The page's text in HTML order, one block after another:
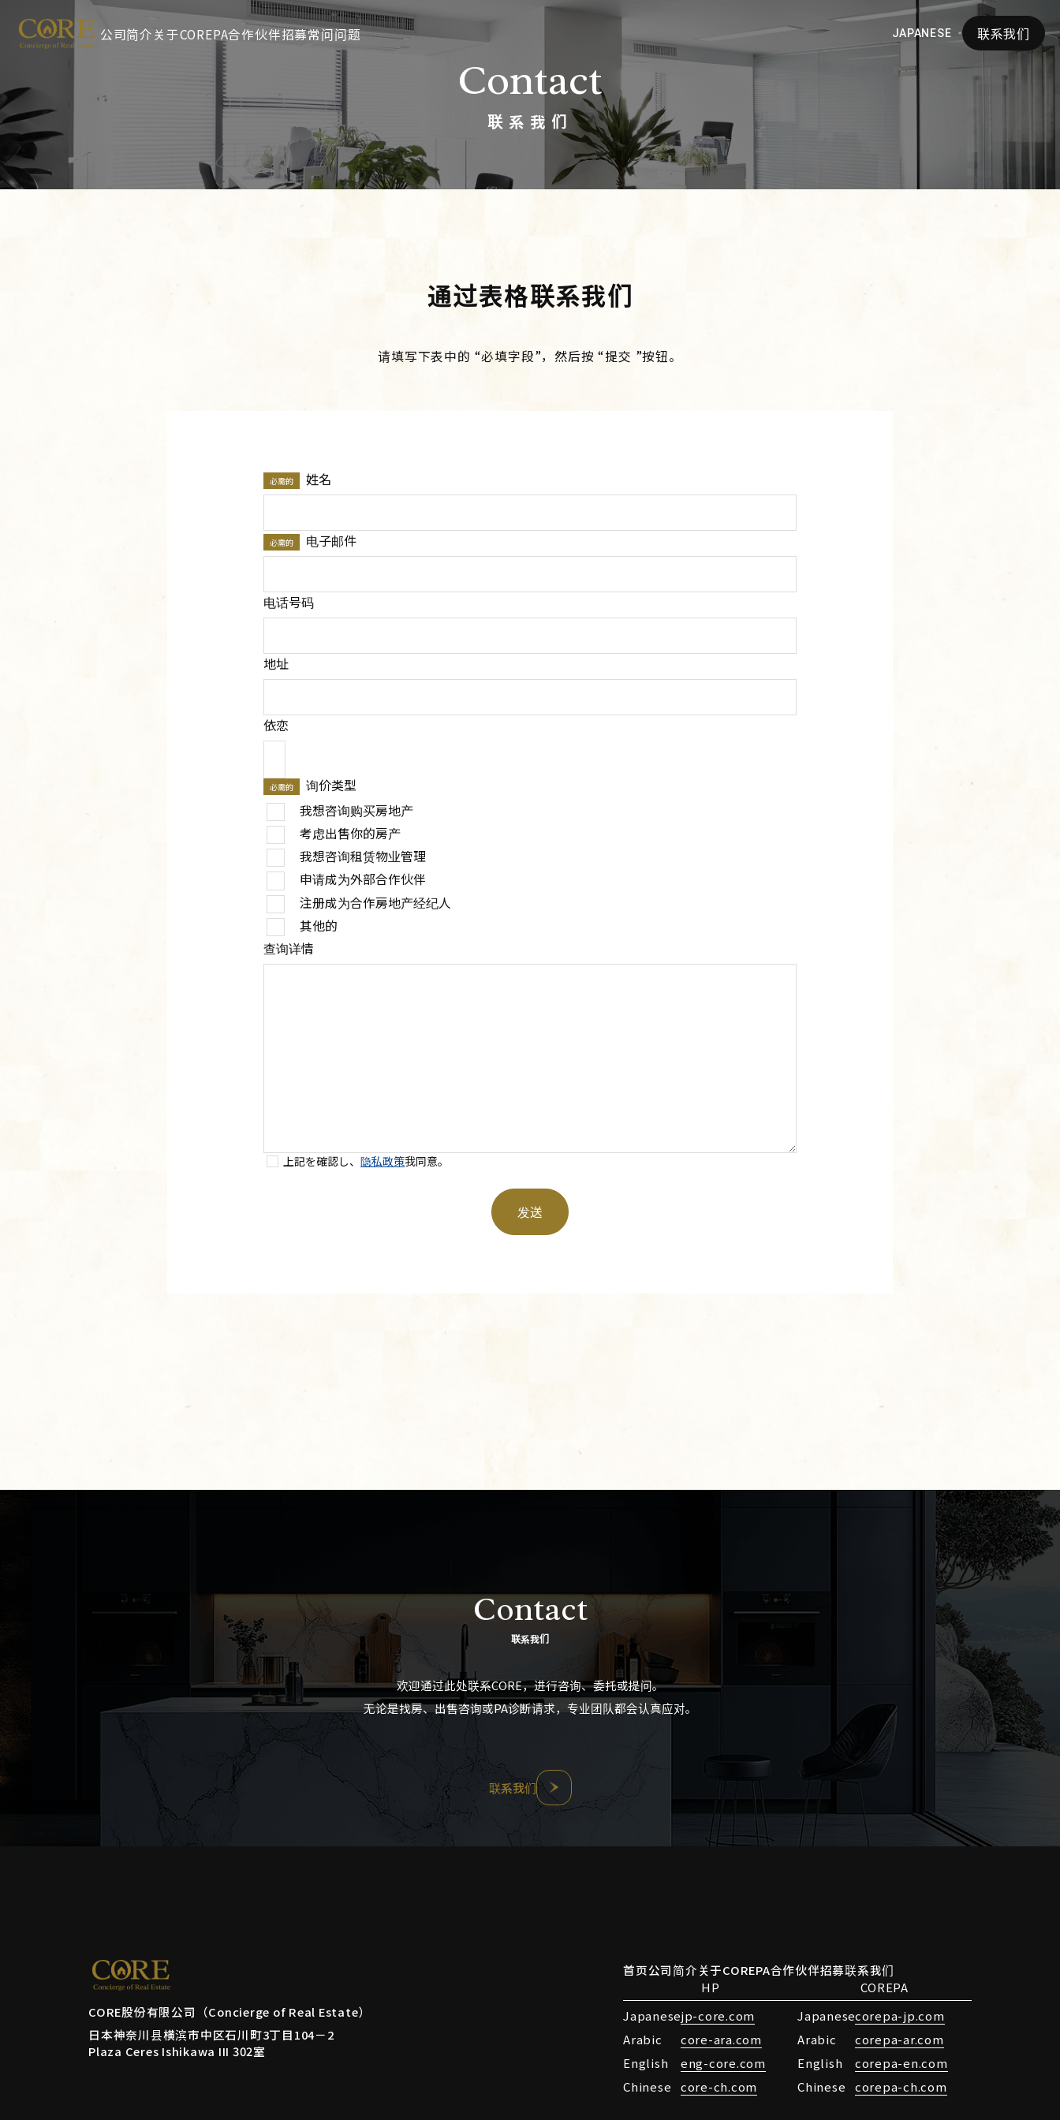
公司简介关于COREPA合作伙伴招募常问问题 JAPANESE 联系我们
Contact
联系我们
通过表格联系我们
请填写下表中的 “必填字段”，然后按 “提交 ”按钮。
必需的 姓名
必需的 电子邮件
电话号码
地址
依恋
必需的 询价类型
我想咨询购买房地产
考虑出售你的房产
我想咨询租赁物业管理
申请成为外部合作伙伴
注册成为合作房地产经纪人
其他的
查询详情
上記を確認し、隐私政策我同意。
Contact
联系我们
欢迎通过此处联系CORE，进行咨询、委托或提问。
无论是找房、出售咨询或PA诊断请求，专业团队都会认真应对。
联系我们
CORE股份有限公司（Concierge of Real Estate）
日本神奈川县横滨市中区石川町3丁目104－2
Plaza Ceres Ishikawa III 302室
首页公司简介关于COREPA合作伙伴招募联系我们
HP
Japanesejp-core.com
Arabic
core-ara.com
English
eng-core.com
Chinese
core-ch.com
COREPA
Japanesecorepa-jp.com
Arabic
corepa-ar.com
English
corepa-en.com
Chinese
corepa-ch.com